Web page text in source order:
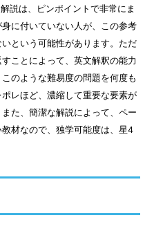
説は、ピンポイントで非常にま
に付いていない人が、この参考
という可能性があります。ただ
ことによって、英文解釈の能力
のような難易度の問題を何度も
レほど、濃縮して重要な要素が
た、簡潔な解説によって、ペー
材なので、独学可能度は、星4